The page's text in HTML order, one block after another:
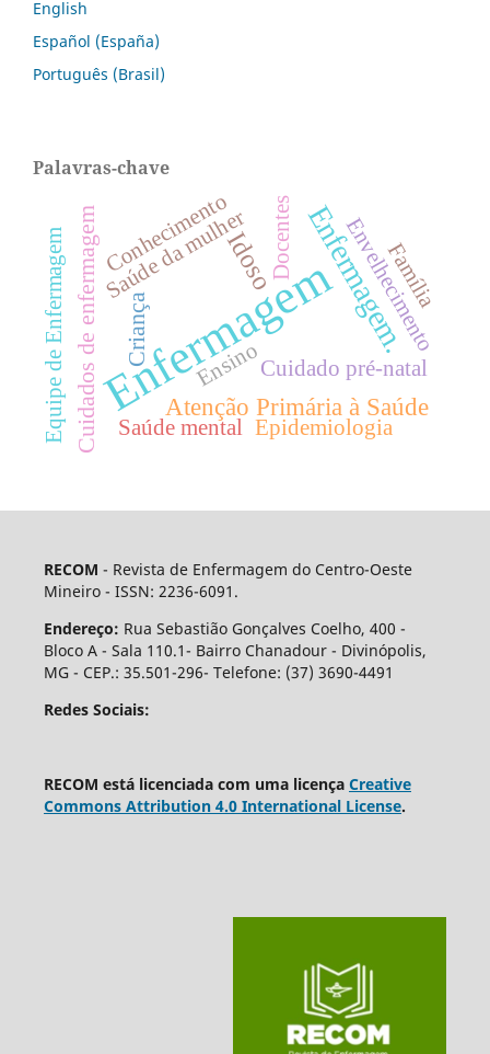
English
Español (España)
Português (Brasil)
Palavras-chave
EnfermagemEnfermagem.
Idoso
Atenção Primária à Saúde
Cuidados de enfermagem Criança
Cuidado pré-natal
Envelhecimento
Saúde da mulher Família
Equipe de Enfermagem Ensino
Epidemiologia
Saúde mental
Docentes
Conhecimento
RECOM - Revista de Enfermagem do Centro-Oeste
Mineiro - ISSN: 2236-6091.
Endereço: Rua Sebastião Gonçalves Coelho, 400 -
Bloco A - Sala 110.1- Bairro Chanadour - Divinópolis,
MG - CEP.: 35.501-296- Telefone: (37) 3690-4491
Redes Sociais:
RECOM está licenciada com uma licença Creative
Commons Attribution 4.0 International License.